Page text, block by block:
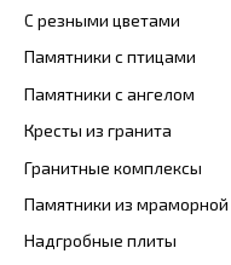
С резными цветами
Памятники с птицами
Памятники с ангелом
Кресты из гранита
Гранитные комплексы
Памятники из
Надгробные плиты